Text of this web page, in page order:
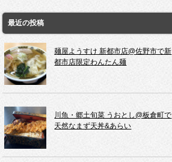
最近の投稿
麺屋ようすけ 新都市店@佐野市で新
都市店限定わんたん麺
川魚・郷土旬菜 うおとし@板倉町で
天然なまず天丼&あらい